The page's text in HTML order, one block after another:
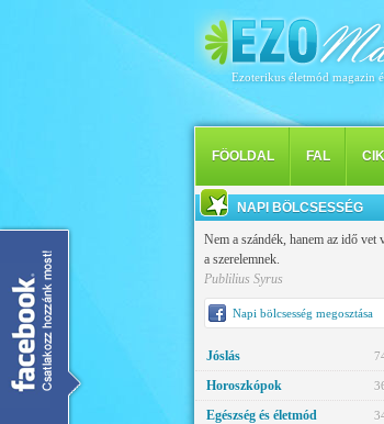
Ezoterikus életmód magazin
FÖOLDAL FAL
NAPI BÖLCSESSÉG
Nem a szándék, hanem az idő vet
a szerelemnek.
Publilius Syrus
Napi bölcsesség megosztása
Jóslás
Horoszkópok
Egészség és életmód